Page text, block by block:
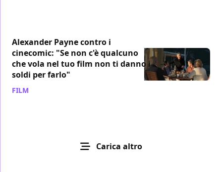
Alexander Payne contro i
cinecomic: "Se non c'è qualcuno
che vola nel tuo film non ti danno i
soldi per farlo"
FILM
Carica altro